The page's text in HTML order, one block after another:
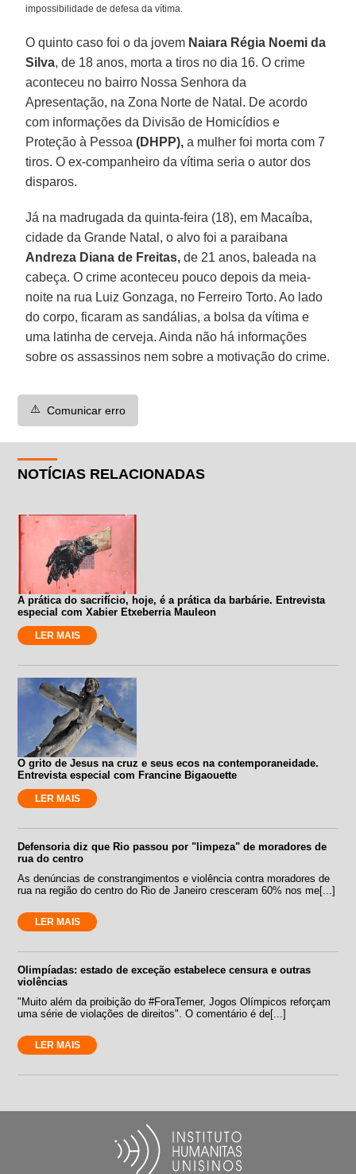
impossibilidade de defesa da vítima.
O quinto caso foi o da jovem Naiara Régia Noemi da
Silva, de 18 anos, morta a tiros no dia 16. O crime
aconteceu no bairro Nossa Senhora da
Apresentação, na Zona Norte de Natal. De acordo
com informações da Divisão de Homicídios e
Proteção à Pessoa(DHPP), a mulher foi morta com 7
tiros. O ex-companheiro da vítima seria o autor dos
disparos.
Já na madrugada da quinta-feira (18), em Macaíba,
cidade da Grande Natal, o alvo foi a paraibana
Andreza Diana de Freitas, de 21 anos, baleada na
cabeça. O crime aconteceu pouco depois da meia-
noite na rua Luiz Gonzaga, no Ferreiro Torto. Ao lado
do corpo, ficaram as sandálias, a bolsa da vítima e
uma latinha de cerveja. Ainda não há informações
sobre os assassinos nem sobre a motivação do crime.
⚠️ Comunicar erro
NOTÍCIAS RELACIONADAS
A prática do sacrifício, hoje, é a prática da barbárie. Entrevista
especial com Xabier Etxeberria Mauleon
LER MAIS
O grito de Jesus na cruz e seus ecos na contemporaneidade.
Entrevista especial com Francine Bigaouette
LER MAIS
Defensoria diz que Rio passou por "limpeza" de moradores de
rua do centro
As denúncias de constrangimentos e violência contra moradores de
rua na região do centro do Rio de Janeiro cresceram 60% nos me[...]
LER MAIS
Olimpíadas: estado de exceção estabelece censura e outras
violências
"Muito além da proibição do #ForaTemer, Jogos Olímpicos reforçam
uma série de violações de direitos". O comentário é de[...]
LER MAIS